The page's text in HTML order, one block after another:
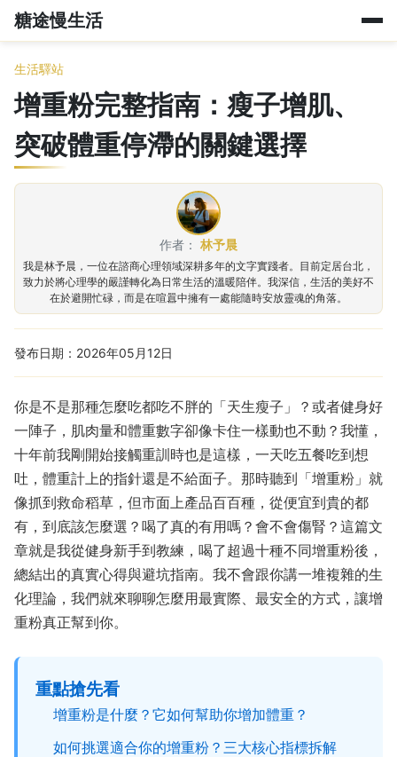
糖途慢生活
生活驛站
增重粉完整指南：瘦子增肌、
突破體重停滯的關鍵選擇
作者： 林予晨
我是林予晨，一位在諮商心理領域深耕多年的文字實踐者。目前定居台北，
致力於將心理學的嚴謹轉化為日常生活的溫暖陪伴。我深信，生活的美好不
在於避開忙碌，而是在喧囂中擁有一處能隨時安放靈魂的角落。
發布日期：2026年05月12日
你是不是那種怎麼吃都吃不胖的「天生瘦子」？或者健身好
一陣子，肌肉量和體重數字卻像卡住一樣動也不動？我懂，
十年前我剛開始接觸重訓時也是這樣，一天吃五餐吃到想
吐，體重計上的指針還是不給面子。那時聽到「增重粉」就
像抓到救命稻草，但市面上產品百百種，從便宜到貴的都
有，到底該怎麼選？喝了真的有用嗎？會不會傷腎？這篇文
章就是我從健身新手到教練，喝了超過十種不同增重粉後，
總結出的真實心得與避坑指南。我不會跟你講一堆複雜的生
化理論，我們就來聊聊怎麼用最實際、最安全的方式，讓增
重粉真正幫到你。
重點搶先看
增重粉是什麼？它如何幫助你增加體重？
如何挑選適合你的增重粉？三大核心指標拆解